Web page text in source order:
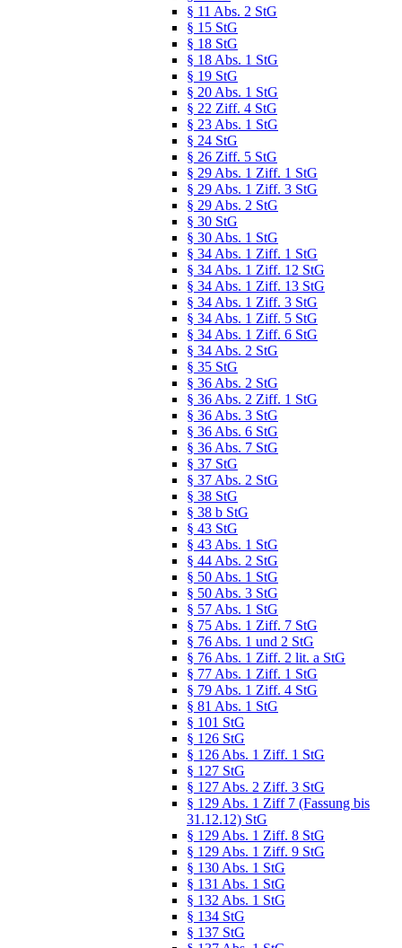
§ 11 Abs. 2 StG
§ 15 StG
§ 18 StG
§ 18 Abs. 1 StG
§ 19 StG
§ 20 Abs. 1 StG
§ 22 Ziff. 4 StG
§ 23 Abs. 1 StG
§ 24 StG
§ 26 Ziff. 5 StG
§ 29 Abs. 1 Ziff. 1 StG
§ 29 Abs. 1 Ziff. 3 StG
§ 29 Abs. 2 StG
§ 30 StG
§ 30 Abs. 1 StG
§ 34 Abs. 1 Ziff. 1 StG
§ 34 Abs. 1 Ziff. 12 StG
§ 34 Abs. 1 Ziff. 13 StG
§ 34 Abs. 1 Ziff. 3 StG
§ 34 Abs. 1 Ziff. 5 StG
§ 34 Abs. 1 Ziff. 6 StG
§ 34 Abs. 2 StG
§ 35 StG
§ 36 Abs. 2 StG
§ 36 Abs. 2 Ziff. 1 StG
§ 36 Abs. 3 StG
§ 36 Abs. 6 StG
§ 36 Abs. 7 StG
§ 37 StG
§ 37 Abs. 2 StG
§ 38 StG
§ 38 b StG
§ 43 StG
§ 43 Abs. 1 StG
§ 44 Abs. 2 StG
§ 50 Abs. 1 StG
§ 50 Abs. 3 StG
§ 57 Abs. 1 StG
§ 75 Abs. 1 Ziff. 7 StG
§ 76 Abs. 1 und 2 StG
§ 76 Abs. 1 Ziff. 2 lit. a StG
§ 77 Abs. 1 Ziff. 1 StG
§ 79 Abs. 1 Ziff. 4 StG
§ 81 Abs. 1 StG
§ 101 StG
§ 126 StG
§ 126 Abs. 1 Ziff. 1 StG
§ 127 StG
§ 127 Abs. 2 Ziff. 3 StG
§ 129 Abs. 1 Ziff 7 (Fassung bis
31.12.12) StG
§ 129 Abs. 1 Ziff. 8 StG
§ 129 Abs. 1 Ziff. 9 StG
§ 130 Abs. 1 StG
§ 131 Abs. 1 StG
§ 132 Abs. 1 StG
§ 134 StG
§ 137 StG